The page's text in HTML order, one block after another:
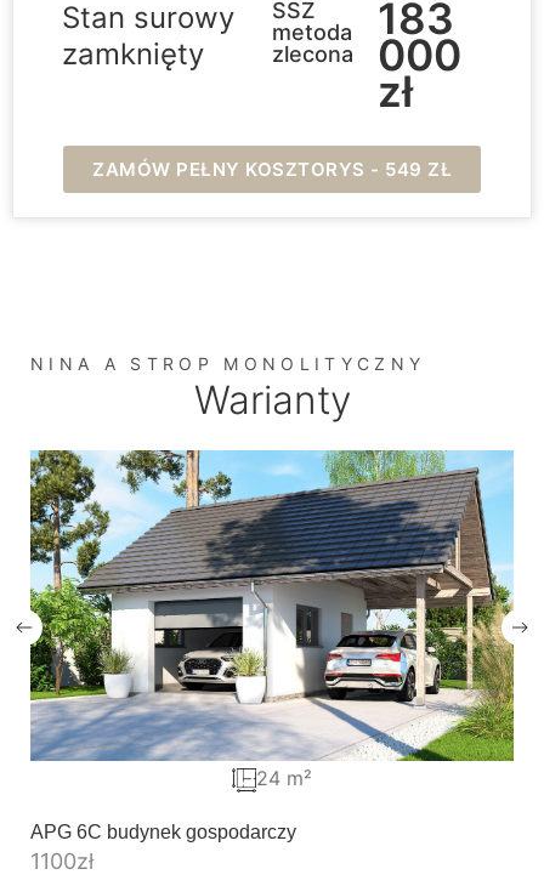
Stan surowy
zamknięty
SSZ
metoda
zlecona
183
000
zł
ZAMÓW PEŁNY KOSZTORYS - 549 ZŁ
NINA A STROP MONOLITYCZNY
Warianty
APG 6C budynek gospodarczy
1100zł
24 m²